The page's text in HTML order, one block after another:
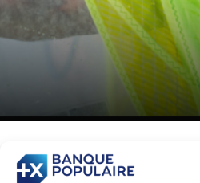
CONTENU
Lauriane Nolot
Beach, sur le plan
Jeux Olympiques